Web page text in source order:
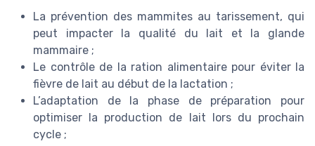
La prévention des mammites au tarissement, qui
peut impacter la qualité du lait et la glande
mammaire ;
Le contrôle de la ration alimentaire pour éviter la
fièvre de lait au début de la lactation ;
L’adaptation de la phase de préparation pour
optimiser la production de lait lors du prochain
cycle ;